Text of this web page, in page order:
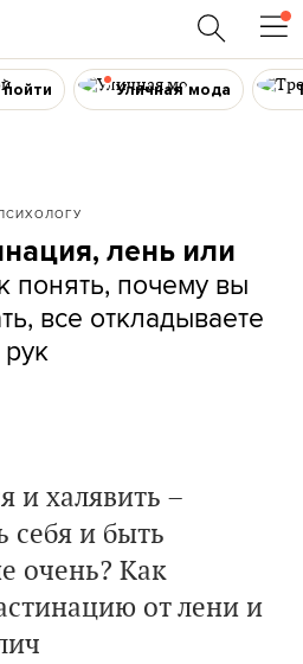
пойти Уличная мода
лень или
понять, почему вы
все откладываете
и халявить –
себя и быть
очень? Как
от лени и